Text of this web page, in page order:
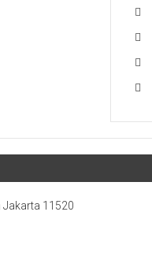
Jakarta 11520